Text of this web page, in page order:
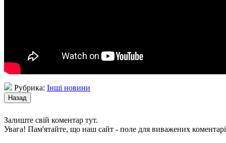
Рубрика: Інші новини
Залиште свій коментар тут.
Увага! Пам'ятайте, що наш сайт - поле для виважених